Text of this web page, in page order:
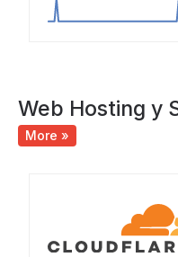
Web Hosting y
More »